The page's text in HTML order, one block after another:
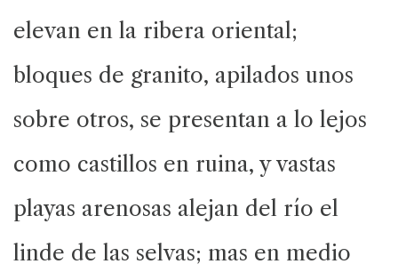
elevan en la ribera oriental;
bloques de granito, apilados unos
sobre otros, se presentan a lo lejos
como castillos en ruina, y vastas
playas arenosas alejan del río el
linde de las selvas; mas en medio